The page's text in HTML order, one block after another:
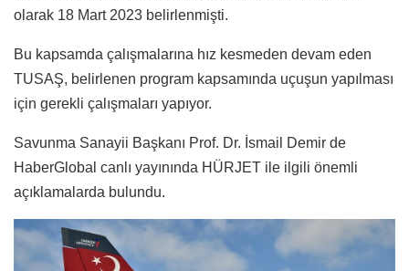
olarak 18 Mart 2023 belirlenmişti.
Bu kapsamda çalışmalarına hız kesmeden devam eden
TUSAŞ, belirlenen program kapsamında uçuşun yapılması
için gerekli çalışmaları yapıyor.
Savunma Sanayii Başkanı Prof. Dr. İsmail Demir de
HaberGlobal canlı yayınında HÜRJET ile ilgili önemli
açıklamalarda bulundu.